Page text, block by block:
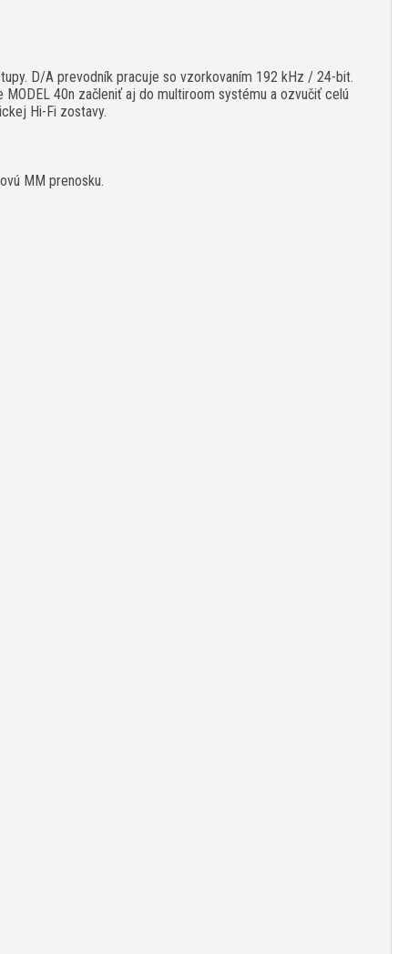
D/A prevodník pracuje so vzorkovaním 192 kHz / 24-bit.
40n začleniť aj do multiroom systému a ozvučiť celú
Hi-Fi zostavy.
MM prenosku.